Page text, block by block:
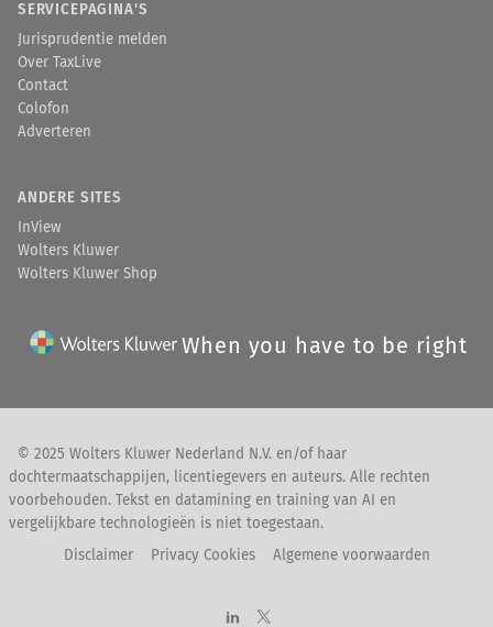
SERVICEPAGINA'S
Jurisprudentie melden
Over TaxLive
Contact
Colofon
Adverteren
ANDERE SITES
InView
Wolters Kluwer
Wolters Kluwer Shop
When you have to be right
© 2025 Wolters Kluwer Nederland N.V. en/of haar
dochtermaatschappijen, licentiegevers en auteurs. Alle rechten
voorbehouden. Tekst en datamining en training van AI en
vergelijkbare technologieën is niet toegestaan.
Disclaimer
Privacy Cookies Algemene voorwaarden